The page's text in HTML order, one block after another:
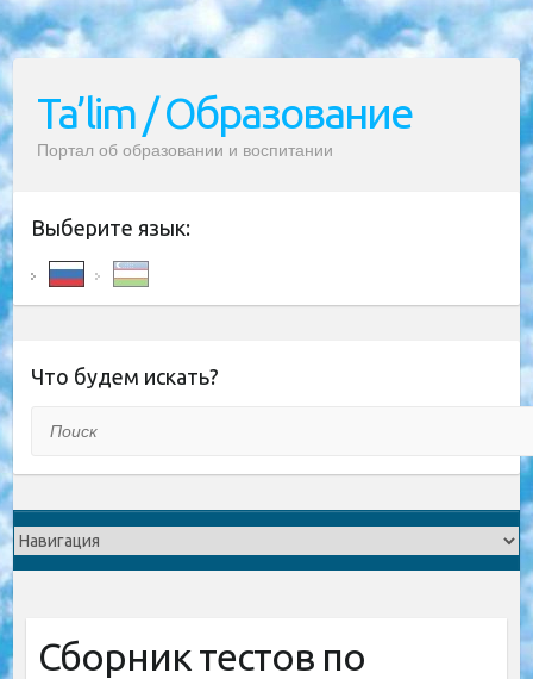
Ta’lim / Образование
Портал об образовании и воспитании
Выберите язык:
Что будем искать?
Сборник тестов по